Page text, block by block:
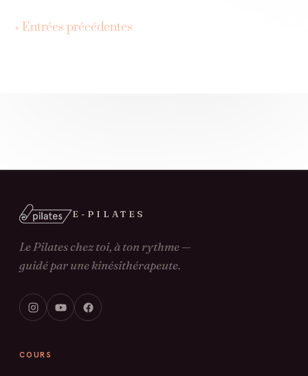
« Entrées précédentes
E-PILATES
Le Pilates chez toi, à ton rythme —
guidé par une kinésithérapeute.
COURS